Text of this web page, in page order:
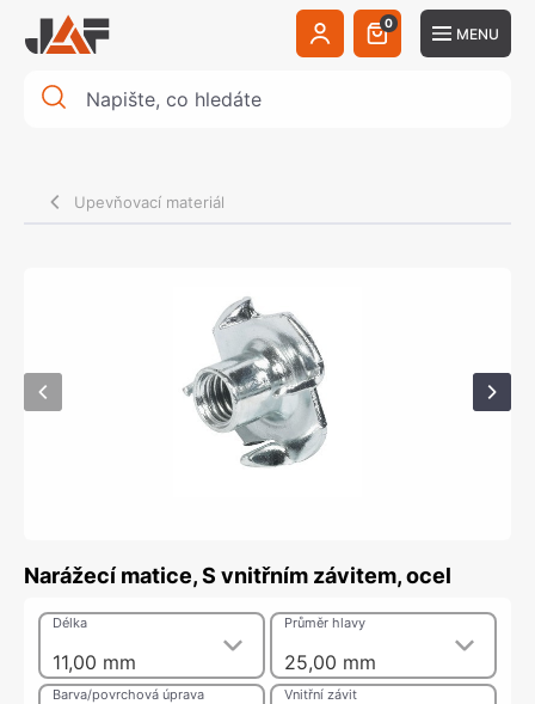
0
MENU
Upevňovací materiál
Narážecí matice, S vnitřním závitem, ocel
11,00 mm
Délka
25,00 mm
Průměr hlavy
Barva/povrchová úprava Vnitřní závit